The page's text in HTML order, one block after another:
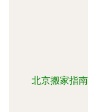
北京搬家指